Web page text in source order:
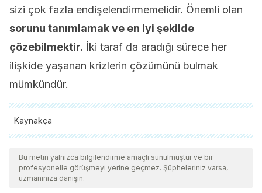
sizi çok fazla endişelendirmemelidir. Önemli olan
sorunu tanımlamak ve en iyi şekilde
çözebilmektir. İki taraf da aradığı sürece her
ilişkide yaşanan krizlerin çözümünü bulmak
mümkündür.
Kaynakça
Tüm alıntı yapılan kaynaklar, kalitelerini, güvenilirliklerini,
güncelliklerini ve geçerliliklerini sağlamak için ekibimiz
tarafından derinlemesine incelendi. Bu makalenin bibliyografisi
Bu metin yalnızca bilgilendirme amaçlı sunulmuştur ve bir
profesyonelle görüşmeyi yerine geçmez. Şüpheleriniz varsa,
uzmanınıza danışın.